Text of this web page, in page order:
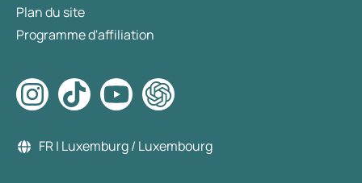
Plan du site
Programme d'affiliation
FR | Luxemburg / Luxembourg